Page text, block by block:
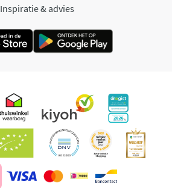
Inspiratie & advies